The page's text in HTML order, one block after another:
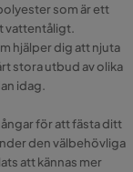
som är ett
vattentåligt.
hjälper dig att njuta
stora utbud av olika
idag.
för att fästa ditt
den välbehövliga
att kännas mer